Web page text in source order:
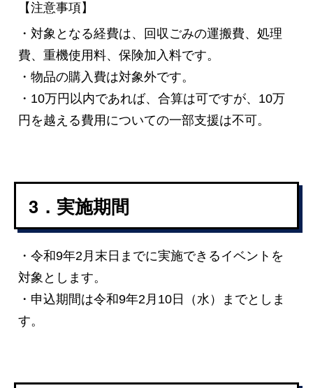
【注意事項】
・対象となる経費は、回収ごみの運搬費、処理
費、重機使用料、保険加入料です。
・物品の購入費は対象外です。
・10万円以内であれば、合算は可ですが、10万
円を越える費用についての一部支援は不可。
3．実施期間
・令和9年2月末日までに実施できるイベントを
対象とします。
・申込期間は令和9年2月10日（水）までとしま
す。